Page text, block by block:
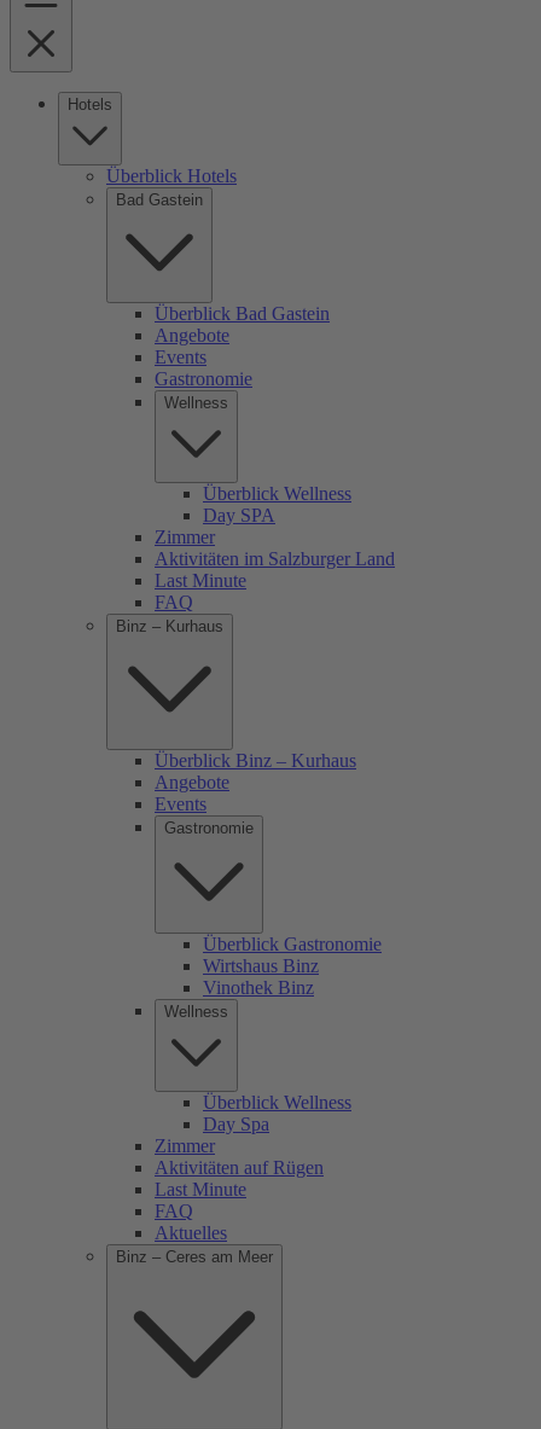
Hotels
Überblick Hotels
Bad Gastein
Überblick Bad Gastein
Angebote
Events
Gastronomie
Wellness
Überblick Wellness
Day SPA
Zimmer
Aktivitäten im Salzburger Land
Last Minute
FAQ
Binz – Kurhaus
Überblick Binz – Kurhaus
Angebote
Events
Gastronomie
Überblick Gastronomie
Wirtshaus Binz
Vinothek Binz
Wellness
Überblick Wellness
Day Spa
Zimmer
Aktivitäten auf Rügen
Last Minute
FAQ
Aktuelles
Binz – Ceres am Meer